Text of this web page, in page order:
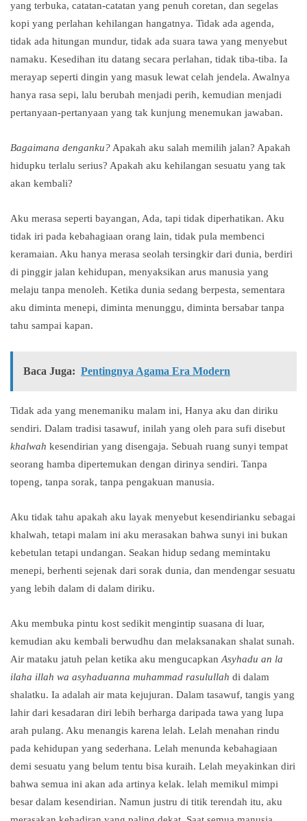
yang terbuka, catatan-catatan yang penuh coretan, dan segelas
kopi yang perlahan kehilangan hangatnya. Tidak ada agenda,
tidak ada hitungan mundur, tidak ada suara tawa yang menyebut
namaku. Kesedihan itu datang secara perlahan, tidak tiba-tiba. Ia
merayap seperti dingin yang masuk lewat celah jendela. Awalnya
hanya rasa sepi, lalu berubah menjadi perih, kemudian menjadi
pertanyaan-pertanyaan yang tak kunjung menemukan jawaban.
Bagaimana denganku? Apakah aku salah memilih jalan? Apakah
hidupku terlalu serius? Apakah aku kehilangan sesuatu yang tak
akan kembali?
Aku merasa seperti bayangan, Ada, tapi tidak diperhatikan. Aku
tidak iri pada kebahagiaan orang lain, tidak pula membenci
keramaian. Aku hanya merasa seolah tersingkir dari dunia, berdiri
di pinggir jalan kehidupan, menyaksikan arus manusia yang
melaju tanpa menoleh. Ketika dunia sedang berpesta, sementara
aku diminta menepi, diminta menunggu, diminta bersabar tanpa
tahu sampai kapan.
Baca Juga: Pentingnya Agama Era Modern
Tidak ada yang menemaniku malam ini, Hanya aku dan diriku
sendiri. Dalam tradisi tasawuf, inilah yang oleh para sufi disebut
khalwah kesendirian yang disengaja. Sebuah ruang sunyi tempat
seorang hamba dipertemukan dengan dirinya sendiri. Tanpa
topeng, tanpa sorak, tanpa pengakuan manusia.
Aku tidak tahu apakah aku layak menyebut kesendirianku sebagai
khalwah, tetapi malam ini aku merasakan bahwa sunyi ini bukan
kebetulan tetapi undangan. Seakan hidup sedang memintaku
menepi, berhenti sejenak dari sorak dunia, dan mendengar sesuatu
yang lebih dalam di dalam diriku.
Aku membuka pintu kost sedikit mengintip suasana di luar,
kemudian aku kembali berwudhu dan melaksanakan shalat sunah.
Air mataku jatuh pelan ketika aku mengucapkan Asyhadu an la
ilaha illah wa asyhaduanna muhammad rasulullah di dalam
shalatku. Ia adalah air mata kejujuran. Dalam tasawuf, tangis yang
lahir dari kesadaran diri lebih berharga daripada tawa yang lupa
arah pulang. Aku menangis karena lelah. Lelah menahan rindu
pada kehidupan yang sederhana. Lelah menunda kebahagiaan
demi sesuatu yang belum tentu bisa kuraih. Lelah meyakinkan diri
bahwa semua ini akan ada artinya kelak. lelah memikul mimpi
besar dalam kesendirian. Namun justru di titik terendah itu, aku